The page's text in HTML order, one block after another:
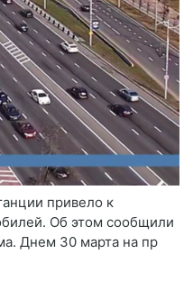
привело к
Об этом сообщили
Днем 30 марта на пр